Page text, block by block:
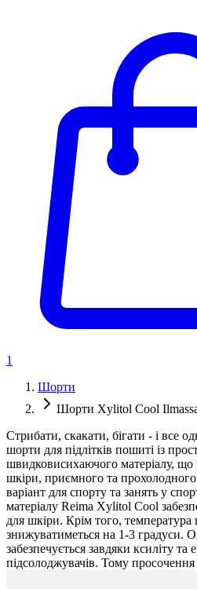
1
Шорти
Шорти Xylitol Cool
Стрибати, скакати, бігати - і все
шорти для підлітків пошиті із
швидковисихаючого матеріалу, що
шкіри, приємного та
варіант для спорту та занять у
матеріалу Reima Xylitol Cool
для шкіри. Крім того,
знижуватиметься на 1-3 градуси.
забезпечується завдяки ксиліту
підсолоджувачів. Тому